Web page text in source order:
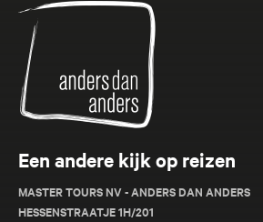
Anders
dan
Anders
Een andere kijk op reizen
MASTER TOURS NV - ANDERS DAN ANDERS
HESSENSTRAATJE 1H/201